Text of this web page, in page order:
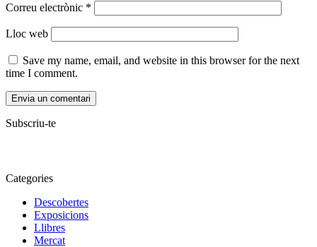
Correu electrònic *
Lloc web
Save my name, email, and website in this browser for the next
time I comment.
Subscriu-te
Categories
Descobertes
Exposicions
Llibres
Mercat